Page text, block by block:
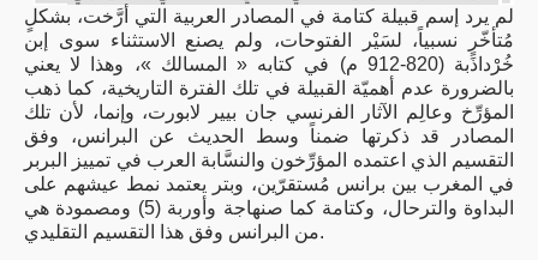
لم يرد إسم قبيلة كتامة في المصادر العربية التي أرَّخت، بشكلٍ
مُتأخّرٍ نسبياً، لسَيْر الفتوحات، ولم يصنع الاستثناء سوى إبن
خُرْداذَبة (820-912 م) في كتابه « المسالك »، وهذا لا يعني
بالضرورة عدم أهميّة القبيلة في تلك الفترة التاريخية، كما ذهب
المؤرِّخ وعالِم الآثار الفرنسي جان بيير لابورت، وإنما، لأن تلك
المصادر قد ذكرتها ضمناً وسط الحديث عن البرانس، وفق
التقسيم الذي اعتمده المؤرِّخون والنسَّابة العرب في تمييز البربر
في المغرب بين برانس مُستقرّين، وبتر يعتمد نمط عيشهم على
البداوة والترحال، وكتامة كما صنهاجة وأوربة (5) ومصمودة هي
من البرانس وفق هذا التقسيم التقليدي.